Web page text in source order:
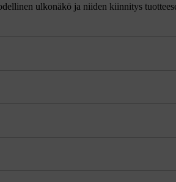
ulkonäkö ja niiden kiinnitys